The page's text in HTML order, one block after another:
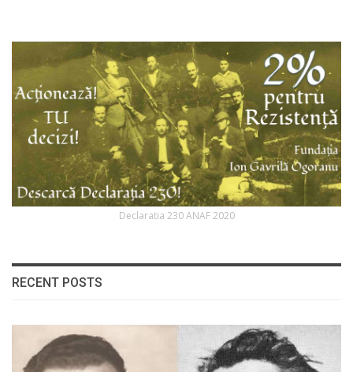
Declaratia 230 ANAF 2020
RECENT POSTS